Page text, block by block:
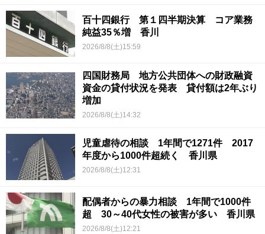
百十四銀行 第１四半期決算 コア業務
純益35％増 香川
2026/8/8(土)15:59
四国財務局 地方公共団体への財政融資
資金の貸付状況を発表 貸付額は2年ぶり
増加
2026/8/8(土)14:32
児童虐待の相談 1年間で1271件 2017
年度から1000件超続く 香川県
2026/8/8(土)12:31
配偶者からの暴力相談 1年間で1000件
超 30～40代女性の被害が多い 香川県
2026/8/8(土)12:21